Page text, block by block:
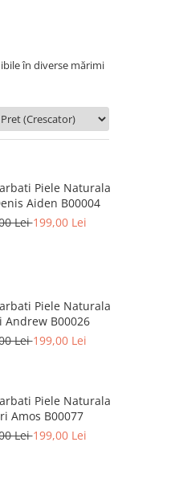
în diverse mărimi
Piele Naturala
Aiden B00004
Lei199,00 Lei
Piele Naturala
Andrew B00026
Lei199,00 Lei
Piele Naturala
Amos B00077
Lei199,00 Lei